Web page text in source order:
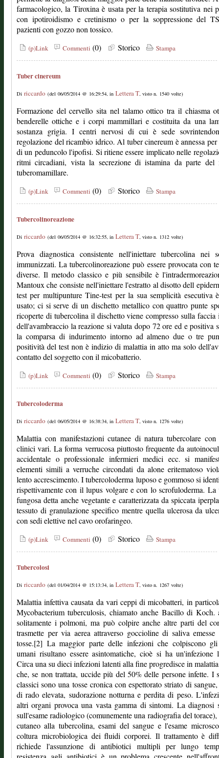
farmacologico, la Tiroxina è usata per la terapia sostitutiva nei
con ipotiroidismo e cretinismo o per la soppressione del
pazienti con gozzo non tossico.
(p)Link Commenti (0) Storico Stampa
Tuber cinereum
Di riccardo (del 06/05/2014 @ 16:29:54, in Lettera T, visto n. 1540 volte)
Formazione del cervello sita nel talamo ottico tra il chiasma
benderelle ottiche e i corpi mammillari e costituita da una
sostanza grigia. I centri nervosi di cui è sede
regolazione del ricambio idrico. Al tuber cinereum è annessa per
di un peduncolo l'ipofisi. Si ritiene essere implicato nelle
ritmi circadiani, vista la secrezione di istamina da parte del
tuberomamillare.
(p)Link Commenti (0) Storico Stampa
Tubercolinoreazione
Di riccardo (del 06/05/2014 @ 16:32:55, in Lettera T, visto n. 1312 volte)
Prova diagnostica consistente nell'iniettare tubercolina nei
immunizzati. La tubercolinoreazione può essere provocata con
diverse. Il metodo classico e più sensibile è
Mantoux che consiste nell'iniettare l'estratto al disotto dell
test per multipunture Tine-test per la sua semplicità esecutiva
usato; ci si serve di un dischetto metallico con quattro punte
ricoperte di tubercolina il dischetto viene compresso sulla faccia
dell'avambraccio la reazione si valuta dopo 72 ore ed e positiva
la comparsa di indurimento intorno ad almeno due o tre
positività del test non è indizio di malattia in atto ma solo
contatto del soggetto con il micobatterio.
(p)Link Commenti (0) Storico Stampa
Tubercoloderma
Di riccardo (del 06/05/2014 @ 16:38:34, in Lettera T, visto n. 1276 volte)
Malattia con manifestazioni cutanee di natura tubercolare con
clinici vari. La forma verrucosa piuttosto frequente da
accidentale o professionale infermieri medici ecc. si
elementi simili a verruche circondati da alone eritematoso
lento accrescimento. I tubercoloderma luposo e gommoso si
rispettivamente con il lupus volgare e con lo scrofuloderma. La
fungosa detta anche vegetante e caratterizzata da spiccata
tessuto di granulazione specifico mentre quella ulcerosa da
con sedi elettive nel cavo orofaringeo.
(p)Link Commenti (0) Storico Stampa
Tubercolosi
Di riccardo (del 01/04/2014 @ 15:13:34, in Lettera T, visto n. 1267 volte)
Malattia infettiva causata da vari ceppi di micobatteri, in
Mycobacterium tuberculosis, chiamato anche Bacillo di Koch.
solitamente i polmoni, ma può colpire anche altre parti del
trasmette per via aerea attraverso goccioline di saliva
tosse.[2] La maggior parte delle infezioni che colpiscono gli
umani risultano essere asintomatiche, cioè si ha un'infezione
Circa una su dieci infezioni latenti alla fine progredisce in
che, se non trattata, uccide più del 50% delle persone infette. I
classici sono una tosse cronica con espettorato striato di
di rado elevata, sudorazione notturna e perdita di peso.
altri organi provoca una vasta gamma di sintomi. La diagnosi
sull'esame radiologico (comunemente una radiografia del torace),
cutaneo alla tubercolina, esami del sangue e l'esame
coltura microbiologica dei fluidi corporei. Il trattamento è
richiede l'assunzione di antibiotici multipli per lungo